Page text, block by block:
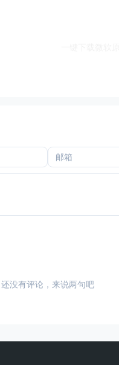
还没有评论，来说两句吧